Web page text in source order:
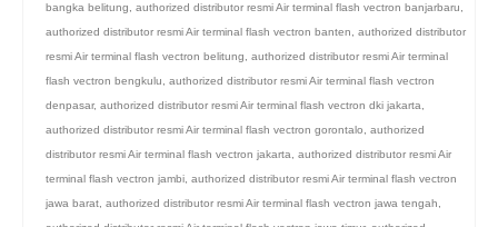
bangka belitung
authorized distributor resmi Air terminal flash vectron banjarbaru
authorized distributor resmi Air terminal flash vectron banten
authorized distributor
resmi Air terminal flash vectron belitung
authorized distributor resmi Air terminal
flash vectron bengkulu
authorized distributor resmi Air terminal flash vectron
denpasar, authorized distributor resmi Air terminal flash vectron dki jakarta
authorized distributor resmi Air terminal flash vectron gorontalo
authorized
distributor resmi Air terminal flash vectron jakarta
authorized distributor resmi Air
terminal flash vectron jambi authorized distributor resmi Air terminal flash vectron
jawa barat authorized distributor resmi Air terminal flash vectron jawa tengah